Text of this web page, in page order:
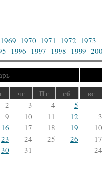
1969 1970 1971 1972 1973
1996 1997 1998 1999
чт Пт сб
2 3 4
5
9 10 11
12
16 17 18
19
23 24 25
26
30 31
вс
3
10
17
24